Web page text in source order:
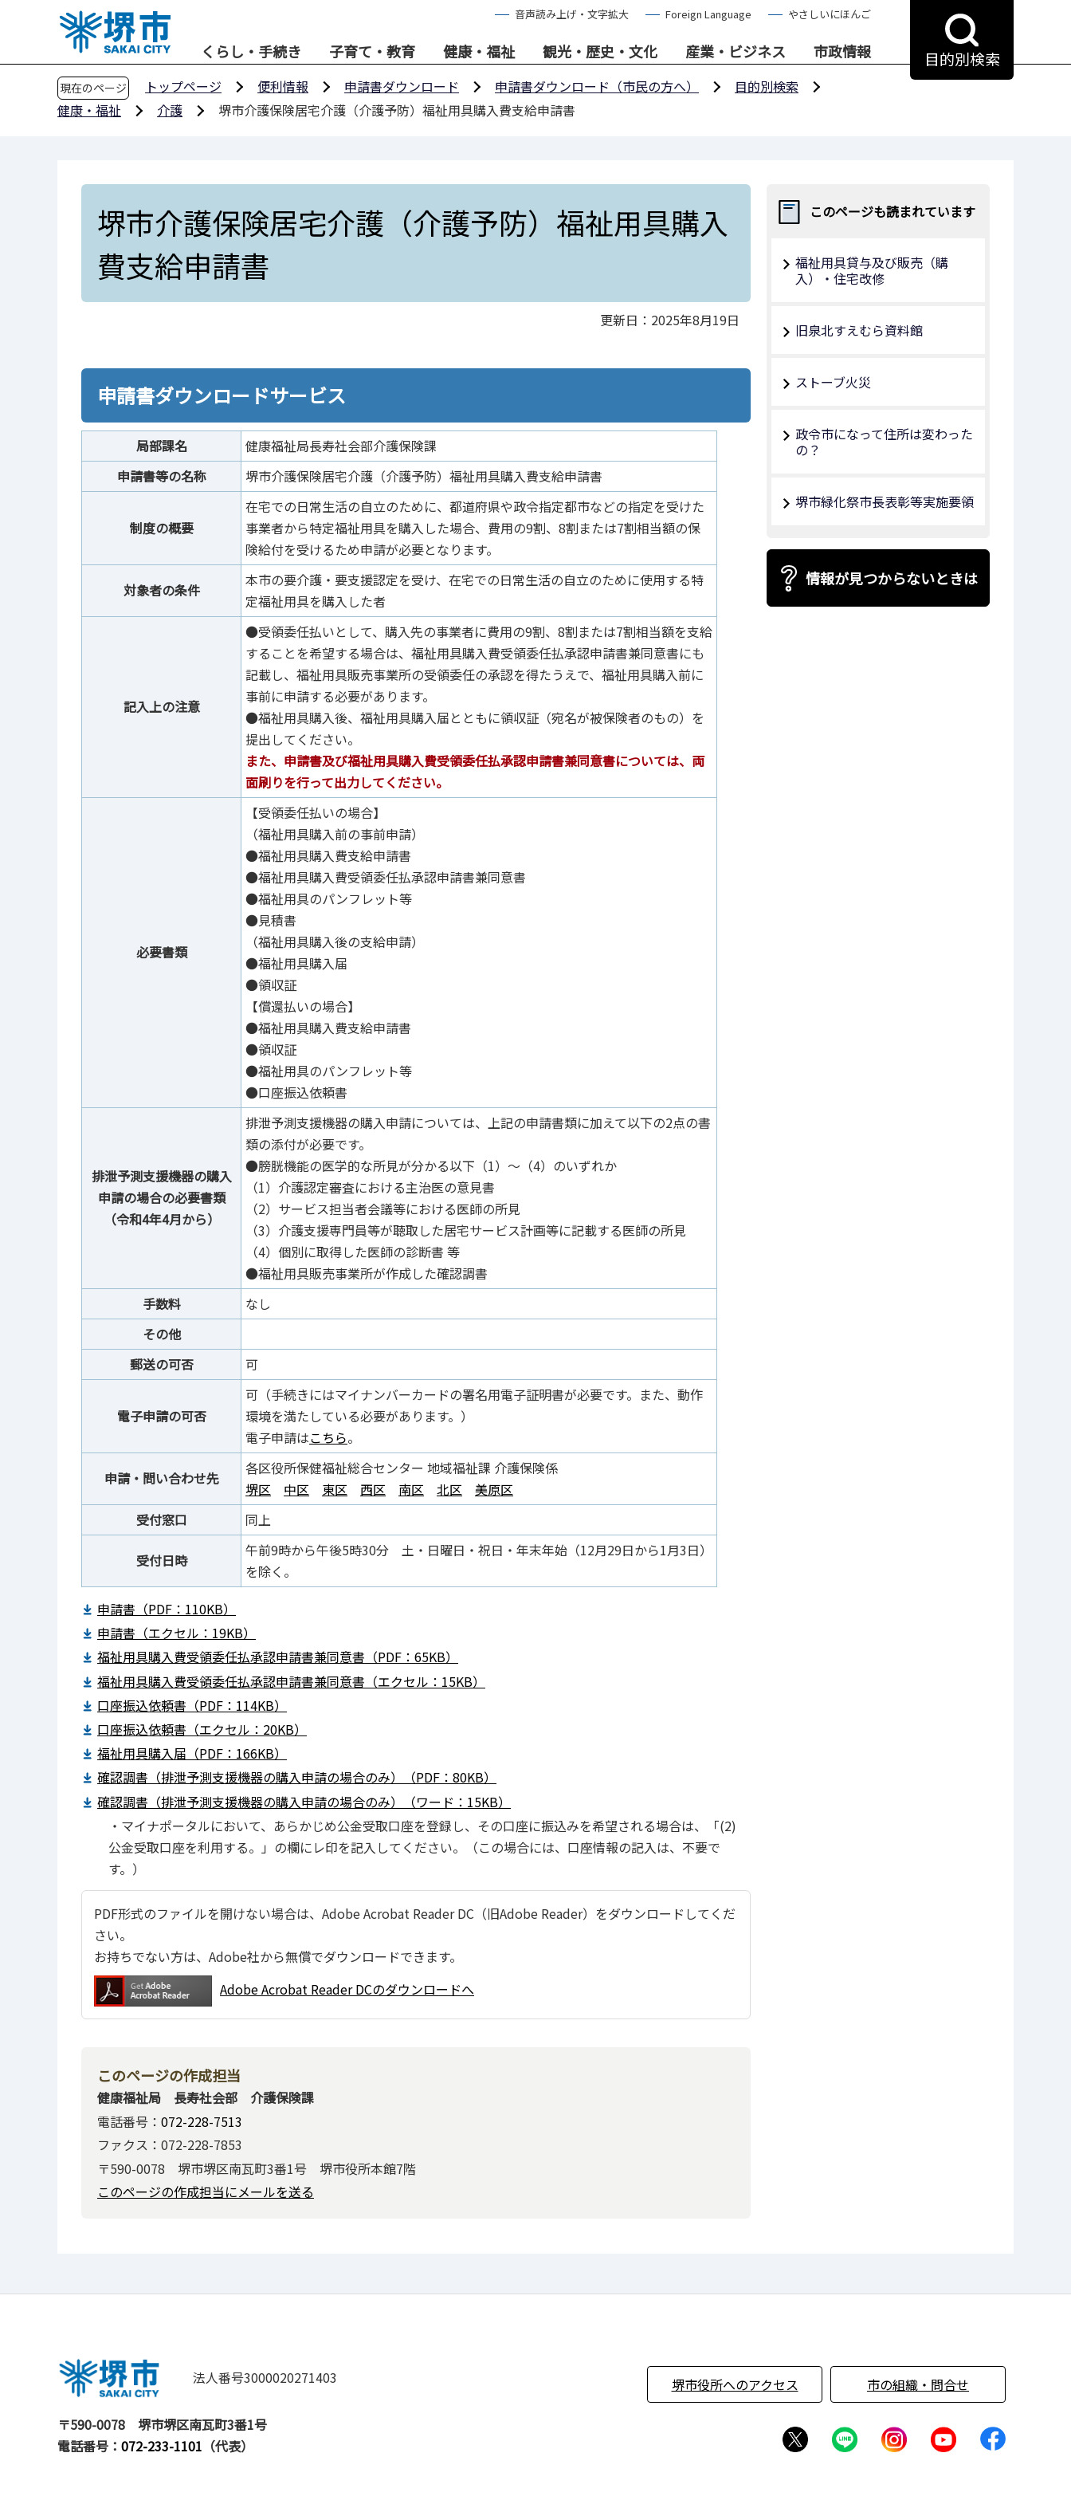
音声読み上げ・文字拡大 Foreign Language やさしいにほんご
くらし・手続き 子育て・教育 健康・福祉 観光・歴史・文化 産業・ビジネス 市政情報 目的別検索
現在のページ トップページ 便利情報 申請書ダウンロード 申請書ダウンロード（市民の方へ）
目的別検索
健康・福祉
介護 堺市介護保険居宅介護（介護予防）福祉用具購入費支給申請書
堺市介護保険居宅介護（介護予防）福祉用具購入
費支給申請書
更新日：2025年8月19日
申請書ダウンロードサービス
局部課名
健康福祉局長寿社会部介護保険課
申請書等の名称
堺市介護保険居宅介護（介護予防）福祉用具購入費支給申請書
制度の概要
在宅での日常生活の自立のために、都道府県や政令指定都市などの指定を受けた
事業者から特定福祉用具を購入した場合、費用の9割、8割または7割相当額の保
険給付を受けるため申請が必要となります。
対象者の条件
本市の要介護・要支援認定を受け、在宅での日常生活の自立のために使用する特
定福祉用具を購入した者
記入上の注意
●受領委任払いとして、購入先の事業者に費用の9割、8割または7割相当額を支給
することを希望する場合は、福祉用具購入費受領委任払承認申請書兼同意書にも
記載し、福祉用具販売事業所の受領委任の承認を得たうえで、福祉用具購入前に
事前に申請する必要があります。
●福祉用具購入後、福祉用具購入届とともに領収証（宛名が被保険者のもの）を
提出してください。
また、申請書及び福祉用具購入費受領委任払承認申請書兼同意書については、両
面刷りを行って出力してください。
必要書類
【受領委任払いの場合】
（福祉用具購入前の事前申請）
●福祉用具購入費支給申請書
●福祉用具購入費受領委任払承認申請書兼同意書
●福祉用具のパンフレット等
●見積書
（福祉用具購入後の支給申請）
●福祉用具購入届
●領収証
【償還払いの場合】
●福祉用具購入費支給申請書
●領収証
●福祉用具のパンフレット等
●口座振込依頼書
排泄予測支援機器の購入
申請の場合の必要書類
（令和4年4月から）
排泄予測支援機器の購入申請については、上記の申請書類に加えて以下の2点の書
類の添付が必要です。
●膀胱機能の医学的な所見が分かる以下（1）～（4）のいずれか
（1）介護認定審査における主治医の意見書
（2）サービス担当者会議等における医師の所見
（3）介護支援専門員等が聴取した居宅サービス計画等に記載する医師の所見
（4）個別に取得した医師の診断書 等
●福祉用具販売事業所が作成した確認調書
手数料
なし
その他
郵送の可否
可
電子申請の可否
可（手続きにはマイナンバーカードの署名用電子証明書が必要です。また、動作
環境を満たしている必要があります。）
電子申請はこちら。
申請・問い合わせ先
各区役所保健福祉総合センター 地域福祉課 介護保険係
堺区
中区 東区 西区 南区 北区
美原区
受付窓口
同上
受付日時
午前9時から午後5時30分 土・日曜日・祝日・年末年始（12月29日から1月3日）
を除く。
申請書（PDF：110KB）
申請書（エクセル：19KB）
福祉用具購入費受領委任払承認申請書兼同意書（PDF：65KB）
福祉用具購入費受領委任払承認申請書兼同意書（エクセル：15KB）
口座振込依頼書（PDF：114KB）
口座振込依頼書（エクセル：20KB）
福祉用具購入届（PDF：166KB）
確認調書（排泄予測支援機器の購入申請の場合のみ）（PDF：80KB）
確認調書（排泄予測支援機器の購入申請の場合のみ）（ワード：15KB）
・マイナポータルにおいて、あらかじめ公金受取口座を登録し、その口座に振込みを希望される場合は、「(2)
公金受取口座を利用する。」の欄にレ印を記入してください。（この場合には、口座情報の記入は、不要で
す。）
PDF形式のファイルを開けない場合は、Adobe Acrobat Reader DC（旧Adobe Reader）をダウンロードしてくだ
さい。
お持ちでない方は、Adobe社から無償でダウンロードできます。
Adobe Acrobat Reader DCのダウンロードへ
このページの作成担当
健康福祉局 長寿社会部 介護保険課
電話番号： 072-228-7513
ファクス：072-228-7853
〒590-0078 堺市堺区南瓦町3番1号 堺市役所本館7階
このページの作成担当にメールを送る
このページも読まれています
福祉用具貸与及び販売（購
入）・住宅改修
旧泉北すえむら資料館
ストーブ火災
政令市になって住所は変わった
の？
堺市緑化祭市長表彰等実施要領
情報が見つからないときは
法人番号3000020271403
〒590-0078
堺市堺区南瓦町3番1号
電話番号： 072-233-1101 （代表）
堺市役所へのアクセス 市の組織・問合せ